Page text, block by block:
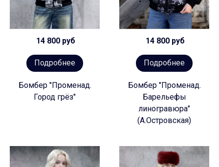
14 800 руб
Подробнее
Бомбер "Променад.
Город грёз"
14 800 руб
Подробнее
Бомбер "Променад.
Барельефы
линогравюра"
(А.Островская)